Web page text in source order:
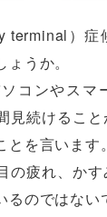
terminal）症
うか。
コンやスマ
見続けるこ
を言います。
の疲れ、か
のではない